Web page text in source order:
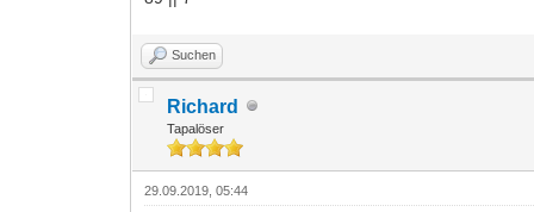
Suchen
Richard
Tapalöser
29.09.2019, 05:44